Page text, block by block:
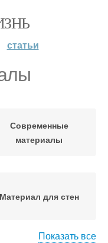
статьи
Современные
материалы
Материал для стен
Показать все